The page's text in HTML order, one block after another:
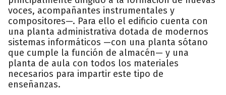
voces, acompañantes instrumentales y
compositores—. Para ello el edificio cuenta con
una planta administrativa dotada de modernos
sistemas informáticos —con una planta sótano
que cumple la función de almacén— y una
planta de aula con todos los materiales
necesarios para impartir este tipo de
enseñanzas.